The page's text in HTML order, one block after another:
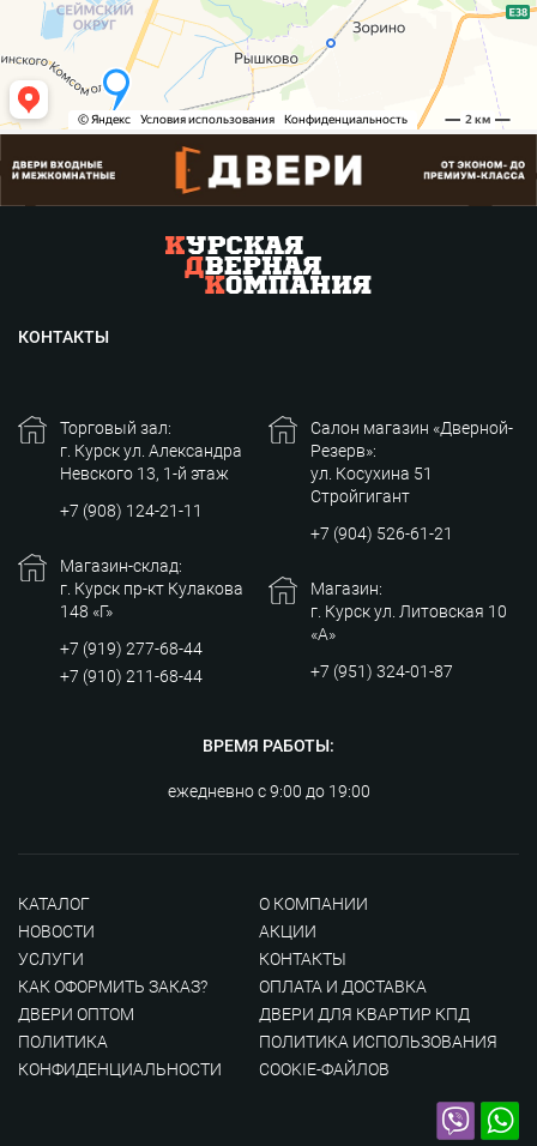
КОНТАКТЫ
Торговый зал:
г. Курск ул. Александра
Невского 13, 1-й этаж
+7 (908) 124-21-11
Магазин-склад:
г. Курск пр-кт Кулакова
148 «Г»
+7 (919) 277-68-44
+7 (910) 211-68-44
Салон магазин «Дверной-
Резерв»:
ул. Косухина 51
Стройгигант
+7 (904) 526-61-21
Магазин:
г. Курск ул. Литовская 10
«А»
+7 (951) 324-01-87
ВРЕМЯ РАБОТЫ:
ежедневно с 9:00 до 19:00
КАТАЛОГ
О КОМПАНИИ
НОВОСТИ
АКЦИИ
УСЛУГИ
КОНТАКТЫ
КАК ОФОРМИТЬ ЗАКАЗ?
ОПЛАТА И ДОСТАВКА
ДВЕРИ ОПТОМ
ДВЕРИ ДЛЯ КВАРТИР КПД
ПОЛИТИКА
КОНФИДЕНЦИАЛЬНОСТИ
ПОЛИТИКА ИСПОЛЬЗОВАНИЯ
COOKIE-ФАЙЛОВ